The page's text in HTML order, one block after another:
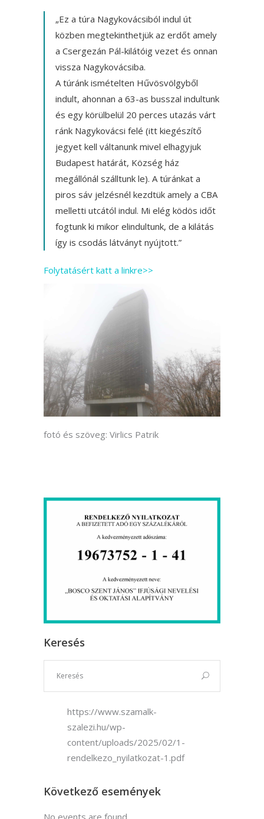
„Ez a túra Nagykovácsiból indul út
közben megtekinthetjük az erdőt amely
a Csergezán Pál-kilátóig vezet és onnan
vissza Nagykovácsiba.
A túránk ismételten Hűvösvölgyből
indult, ahonnan a 63-as busszal indultunk
és egy körülbelül 20 perces utazás várt
ránk Nagykovácsi felé (itt kiegészítő
jegyet kell váltanunk mivel elhagyjuk
Budapest határát, Község ház
megállónál szálltunk le). A túránkat a
piros sáv jelzésnél kezdtük amely a CBA
melletti utcától indul. Mi elég ködös időt
fogtunk ki mikor elindultunk, de a kilátás
így is csodás látványt nyújtott.”
Folytatásért katt a linkre>>
fotó és szöveg: Virlics Patrik
Keresés
https://www.szamalk-
szalezi.hu/wp-
content/uploads/2025/02/1-
rendelkezo_nyilatkozat-1.pdf
Következő események